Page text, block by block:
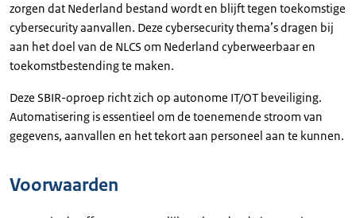
zorgen dat Nederland bestand wordt en blijft tegen toekomstige
cybersecurity aanvallen. Deze cybersecurity thema’s dragen bij
aan het doel van de NLCS om Nederland cyberweerbaar en
toekomstbestending te maken.
Deze SBIR-oproep richt zich op autonome IT/OT beveiliging.
Automatisering is essentieel om de toenemende stroom van
gegevens, aanvallen en het tekort aan personeel aan te kunnen.
Voorwaarden